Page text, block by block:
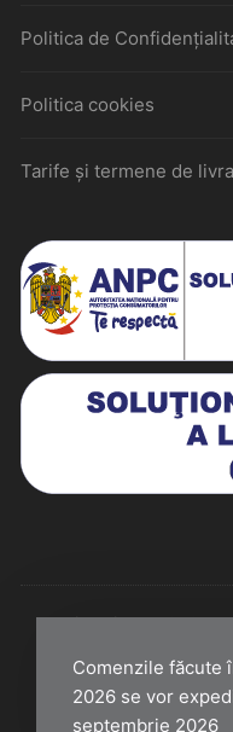
Comenzile făcute
2026 se vor
septembrie 2026
Politica de
Politica cookies
Tarife și termene de
Historiarum 2026 -
colaborare cu